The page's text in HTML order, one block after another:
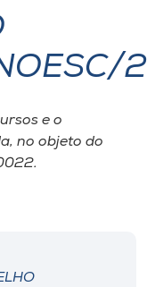
e o
no objeto do